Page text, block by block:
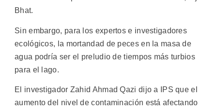
Bhat.
Sin embargo, para los expertos e investigadores
ecológicos, la mortandad de peces en la masa de
agua podría ser el preludio de tiempos más turbios
para el lago.
El investigador Zahid Ahmad Qazi dijo a IPS que el
aumento del nivel de contaminación está afectando